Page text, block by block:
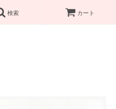
検索 カート